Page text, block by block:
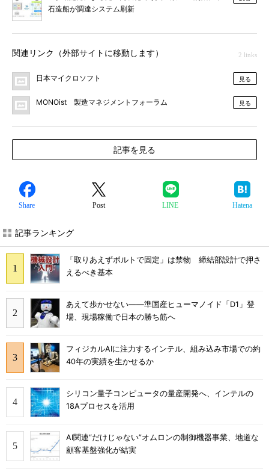
石造船が調達システム刷新
関連リンク（外部サイトに移動します） 2 links
日本マイクロソフト 見る
MONOist 製造マネジメントフォーラム 見る
記事を見る
Share Post LINE Hatena
記事ランキング
「取りあえずボルトで固定」は禁物 締結部設計で押さ
えるべき基本
あえて歩かせない――準国産ヒューマノイド「D1」登
場、現場稼働で日本の勝ち筋へ
フィジカルAIに注力するインテル、組み込み市場での約
40年の実績を生かせるか
シリコン量子コンピュータの量産開発へ、インテルの
18Aプロセスを活用
AI関連“だけじゃない”オムロンの制御機器事業、地道な
顧客基盤強化が結実